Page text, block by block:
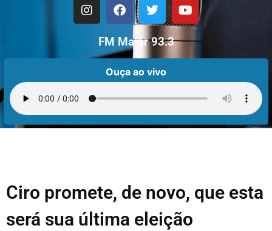
FM Maior 93.3
Ouça ao vivo
Ciro promete, de novo, que esta
será sua última eleição